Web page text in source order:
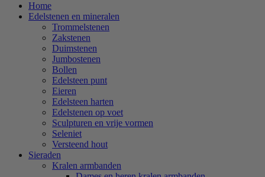
Home
Edelstenen en mineralen
Trommelstenen
Zakstenen
Duimstenen
Jumbostenen
Bollen
Edelsteen punt
Eieren
Edelsteen harten
Edelstenen op voet
Sculpturen en vrije vormen
Seleniet
Versteend hout
Sieraden
Kralen armbanden